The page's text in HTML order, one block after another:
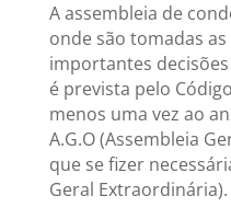
A assembleia de
onde são tomadas
importantes
é prevista pelo
menos uma vez ao
A.G.O (Assembleia
que se fizer
Geral Extraordinária).